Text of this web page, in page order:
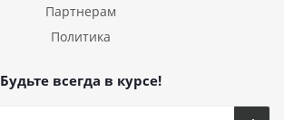
Партнерам
Политика
Будьте всегда в курсе!